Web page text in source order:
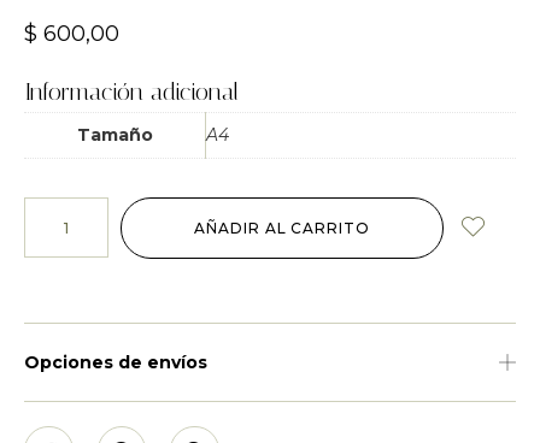
$ 600,00
Información adicional
Tamaño A4
AÑADIR AL CARRITO
Opciones de envíos